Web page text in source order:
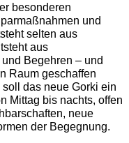
besonderen
und
selten aus
aus
Begehren – und
Raum geschaffen
das neue Gorki ein
Mittag bis nachts, offen
neue
der Begegnung.